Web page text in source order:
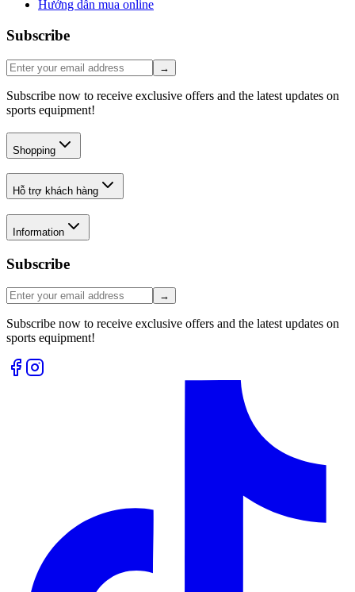
Hướng dẫn mua online
Subscribe
→
Subscribe now to receive exclusive offers and the latest updates on
sports equipment!
Shopping
Hỗ trợ khách hàng
Information
Subscribe
→
Subscribe now to receive exclusive offers and the latest updates on
sports equipment!